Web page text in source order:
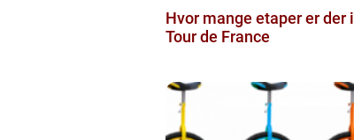
Hvor mange etaper er der i
Tour de France